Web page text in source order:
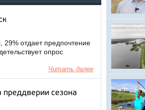
отдает предпочтение
опрос
Читать далее
преддверии сезона